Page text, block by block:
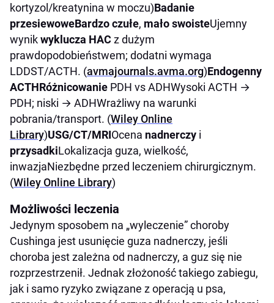
kortyzol/kreatynina w moczu)Badanie
przesiewoweBardzo czułe, mało swoisteUjemny
wynikwyklucza HAC z dużym
prawdopodobieństwem; dodatni wymaga
LDDST/ACTH. (avmajournals.avma.org)Endogenny
ACTHRóżnicowanie PDH vs ADHWysoki ACTH →
PDH; niski → ADHWrażliwy na warunki
pobrania/transport. (Wiley Online
Library)USG/CT/MRIOcena nadnerczy i
przysadkiLokalizacja guza, wielkość,
inwazjaNiezbędne przed leczeniem chirurgicznym.
(Wiley Online Library)
Możliwości leczenia
Jedynym sposobem na „wyleczenie” choroby
Cushinga jest usunięcie guza nadnerczy, jeśli
choroba jest zależna od nadnerczy, a guz się nie
rozprzestrzenił. Jednak złożoność takiego zabiegu,
jak i samo ryzyko związane z operacją u psa,